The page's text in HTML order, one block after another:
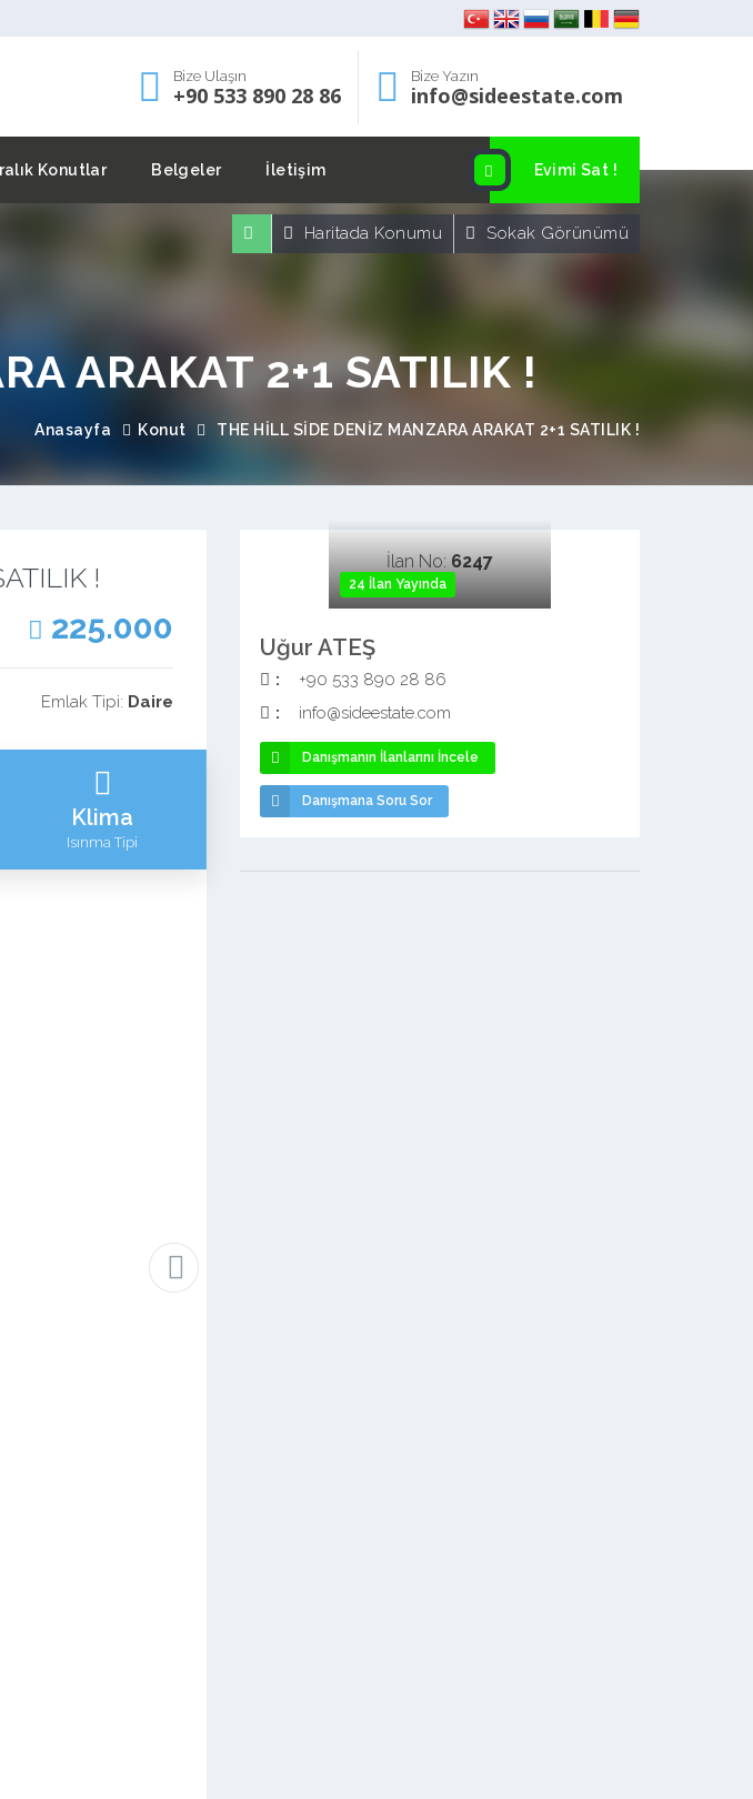
Bize Ulaşın
+90 533 890 28 86
Bize Yazın
info@sideestate.com
Evimi Sat !
Konutlar Belgeler İletişim
Haritada Konumu Sokak Görünümü
ARAKAT 2+1 SATILIK !
Anasayfa Konut THE HİLL SİDE DENİZ MANZARA ARAKAT 2+1 SATILIK !
!
225.000
Emlak Tipi: Daire
Klima
Isınma Tipi
İlan No:6247
24 İlan Yayında
Uğur ATEŞ
:
+90 533 890 28 86
:
info@sideestate.com
Danışmanın İlanlarını İncele
Danışmana Soru Sor